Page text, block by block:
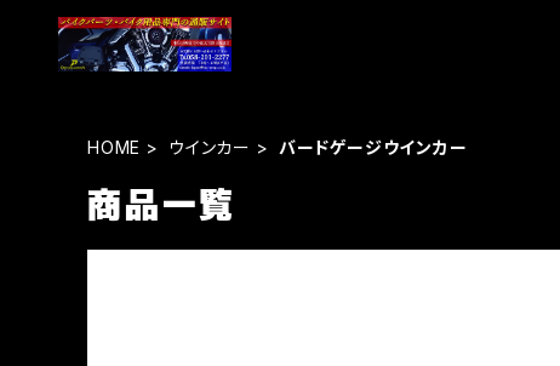
HOME ウインカー バードゲージウインカー
商品一覧